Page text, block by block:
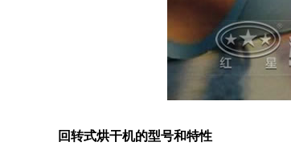
回转式烘干机的型号和特性